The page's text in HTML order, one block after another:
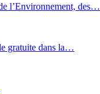
l’Environnement, des…
gratuite dans la…